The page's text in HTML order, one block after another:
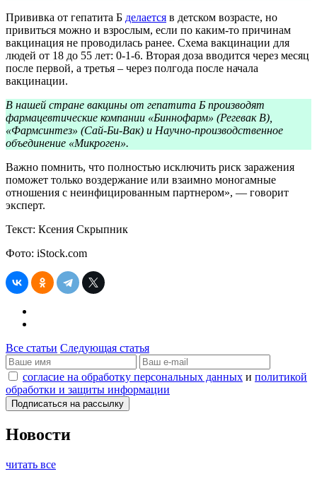
Прививка от гепатита Б делается в детском возрасте, но
привиться можно и взрослым, если по каким-то причинам
вакцинация не проводилась ранее. Схема вакцинации для
людей от 18 до 55 лет: 0-1-6. Вторая доза вводится через месяц
после первой, а третья – через полгода после начала
вакцинации.
В нашей стране вакцины от гепатита Б производят
фармацевтические компании «Биннофарм» (Регевак В),
«Фармсинтез» (Сай-Би-Вак) и Научно-производственное
объединение «Микроген».
Важно помнить, что полностью исключить риск заражения
поможет только воздержание или взаимно моногамные
отношения с неинфицированным партнером», — говорит
эксперт.
Текст: Ксения Скрыпник
Фото: iStock.com
Все статьи Следующая статья
согласие на обработку персональных данных и политикой
обработки и защиты информации
Новости
читать все